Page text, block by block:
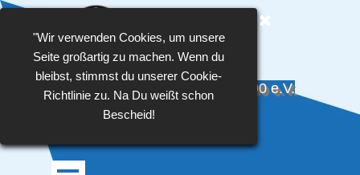
"Wir verwenden Cookies, um unsere
Seite großartig zu machen. Wenn du
bleibst, stimmst du unserer Cookie-
Richtlinie zu. Na Du weißt schon
Bescheid!
Direkt zum Seiteninhalt
TSG Blau-Weiß Großlehna 1990 e.V.
Menü überspringen